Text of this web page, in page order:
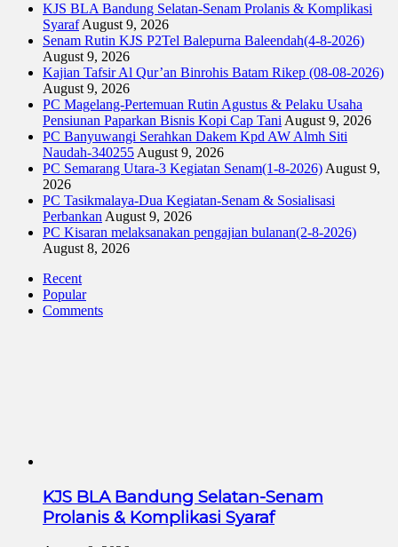
KJS BLA Bandung Selatan-Senam Prolanis & Komplikasi
Syaraf August 9, 2026
Senam Rutin KJS P2Tel Balepurna Baleendah(4-8-2026)
August 9, 2026
Kajian Tafsir Al Qur’an Binrohis Batam Rikep (08-08-2026)
August 9, 2026
PC Magelang-Pertemuan Rutin Agustus & Pelaku Usaha
Pensiunan Paparkan Bisnis Kopi Cap Tani August 9, 2026
PC Banyuwangi Serahkan Dakem Kpd AW Almh Siti
Naudah-340255 August 9, 2026
PC Semarang Utara-3 Kegiatan Senam(1-8-2026) August 9,
2026
PC Tasikmalaya-Dua Kegiatan-Senam & Sosialisasi
Perbankan August 9, 2026
PC Kisaran melaksanakan pengajian bulanan(2-8-2026)
August 8, 2026
Recent
Popular
Comments
KJS BLA Bandung Selatan-Senam
Prolanis & Komplikasi Syaraf